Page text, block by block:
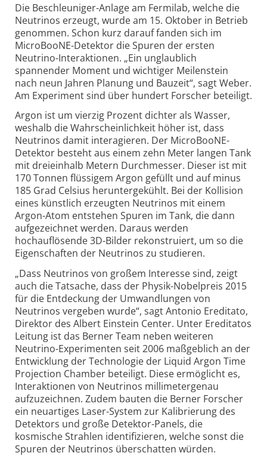
Die Beschleuniger-Anlage am Fermilab, welche die
Neutrinos erzeugt, wurde am 15. Oktober in Betrieb
genommen. Schon kurz darauf fanden sich im
MicroBooNE-Detektor die Spuren der ersten
Neutrino-Interaktionen. „Ein unglaublich
spannender Moment und wichtiger Meilenstein
nach neun Jahren Planung und Bauzeit“, sagt Weber.
Am Experiment sind über hundert Forscher beteiligt.
Argon ist um vierzig Prozent dichter als Wasser,
weshalb die Wahrschein­lichkeit höher ist, dass
Neutrinos damit interagieren. Der MicroBooNE-
Detektor besteht aus einem zehn Meter langen Tank
mit dreieinhalb Metern Durchmesser. Dieser ist mit
170 Tonnen flüssigem Argon gefüllt und auf minus
185 Grad Celsius heruntergekühlt. Bei der Kollision
eines künstlich erzeugten Neutrinos mit einem
Argon-Atom entstehen Spuren im Tank, die dann
aufgezeichnet werden. Daraus werden
hochauflösende 3D-Bilder rekonstruiert, um so die
Eigenschaften der Neutrinos zu studieren.
„Dass Neutrinos von großem Interesse sind, zeigt
auch die Tatsache, dass der Physik-Nobelpreis 2015
für die Entdeckung der Umwandlungen von
Neutrinos vergeben wurde“, sagt Antonio Ereditato,
Direktor des Albert Einstein Center. Unter Ereditatos
Leitung ist das Berner Team neben weiteren
Neutrino-Experimenten seit 2006 maßgeblich an der
Entwicklung der Technologie der Liquid Argon Time
Projection Chamber beteiligt. Diese ermöglicht es,
Interaktionen von Neutrinos millimeter­genau
aufzuzeichnen. Zudem bauten die Berner Forscher
ein neuartiges Laser-System zur Kalibrierung des
Detektors und große Detektor-Panels, die
kosmische Strahlen identifizieren, welche sonst die
Spuren der Neutrinos überschatten würden.